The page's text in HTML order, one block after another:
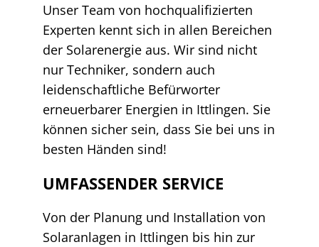
Unser Team von hochqualifizierten
Experten kennt sich in allen Bereichen
der Solarenergie aus. Wir sind nicht
nur Techniker, sondern auch
leidenschaftliche Befürworter
erneuerbarer Energien in Ittlingen. Sie
können sicher sein, dass Sie bei uns in
besten Händen sind!
UMFASSENDER SERVICE
Von der Planung und Installation von
Solaranlagen in Ittlingen bis hin zur